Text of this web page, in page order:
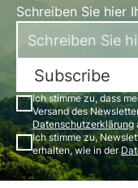
Schreiben Sie hier
Subscribe
Ich stimme zu, dass
Versand des
Datenschutzerklärung
Ich stimme zu,
erhalten, wie in der